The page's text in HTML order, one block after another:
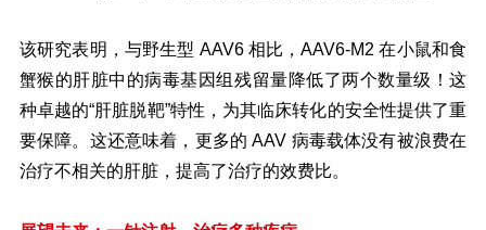
该研究表明，与野生型 AAV6 相比，AAV6-M2 在小鼠和食
蟹猴的肝脏中的病毒基因组残留量降低了两个数量级！这
种卓越的“肝脏脱靶”特性，为其临床转化的安全性提供了重
要保障。这还意味着，更多的 AAV 病毒载体没有被浪费在
治疗不相关的肝脏，提高了治疗的效费比。